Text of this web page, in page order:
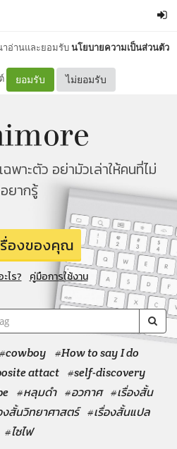
าอ่านและยอมรับนโยบายความเป็นส่วนตัว
ยอมรับ ไม่ยอมรับ
ฉพาะตัว อย่ามัวเล่าให้คนที่ไม่
อยากรู้
รื่องของคุณ
ไร? คู่มือการใช้งาน
#cowboy
#How to say I do
attact #self-discovery
#หลุมดำ #อวกาศ #เรื่องสั้น
งสั้นวิทยาศาสตร์ #เรื่องสั้นแปล
#ไซไฟ